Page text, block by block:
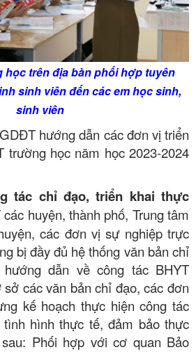
trên địa bàn phối hợp tuyên
sinh viên đến các em học sinh,
sinh viên
hướng dẫn các đơn vị triển
trường học năm học 2023-2024
tác chỉ đạo, triển khai thực
huyện, thành phố, Trung tâm
các đơn vị sự nghiệp trực
bị đầy đủ hệ thống văn bản chỉ
dẫn về công tác BHYT
các văn bản chỉ đạo, các đơn
kế hoạch thực hiện công tác
hình thực tế, đảm bảo thực
Phối hợp với cơ quan Bảo